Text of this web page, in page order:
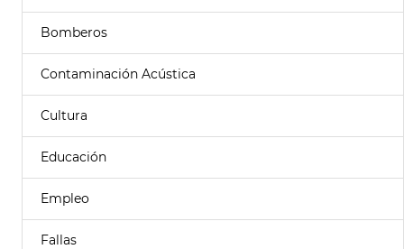
Bomberos
Contaminación Acústica
Cultura
Educación
Empleo
Fallas